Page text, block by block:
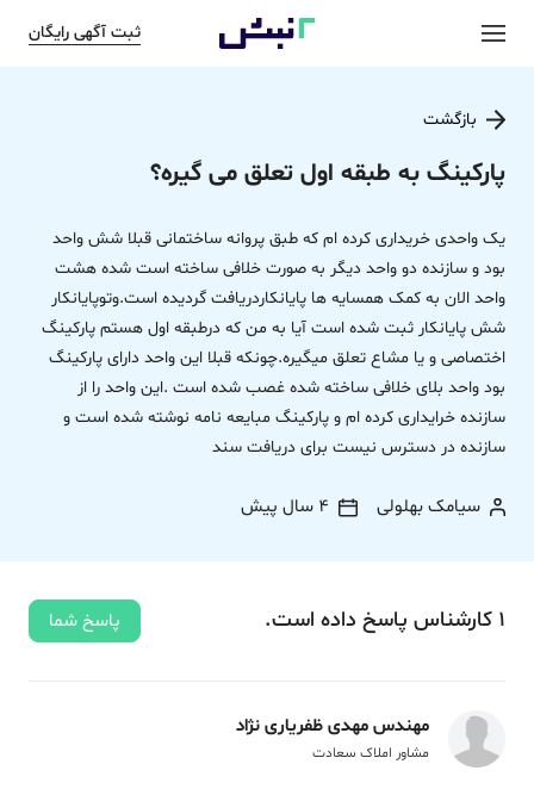
ثبت آگهی رایگان
بازگشت
پارکینگ به طبقه اول تعلق می گیره؟
یک واحدی خریداری کرده ام که طبق پروانه ساختمانی قبلا شش واحد
بود و سازنده دو واحد دیگر به صورت خلافی ساخته است شده هشت
واحد الان به کمک همسایه ها پایانکاردریافت گردیده است.وتوپایانکار
شش پایانکار ثبت شده است آیا به من که درطبقه اول هستم پارکینگ
اختصاصی و یا مشاع تعلق میگیره.چونکه قبلا این واحد دارای پارکینگ
بود واحد بلای خلافی ساخته شده غصب شده است .این واحد را از
سازنده خرایداری کرده ام و پارکینگ مبایعه نامه نوشته شده است و
سازنده در دسترس نیست برای دریافت سند
سیامک بهلولی 4 سال پیش
1 کارشناس پاسخ داده‌ است. پاسخ شما
مهندس مهدی ظفریاری نژاد
مشاور املاک سعادت